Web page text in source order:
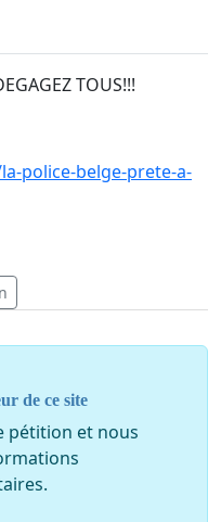
TOUS!!!
police-belge-prete-a-
de ce site
pétition et nous